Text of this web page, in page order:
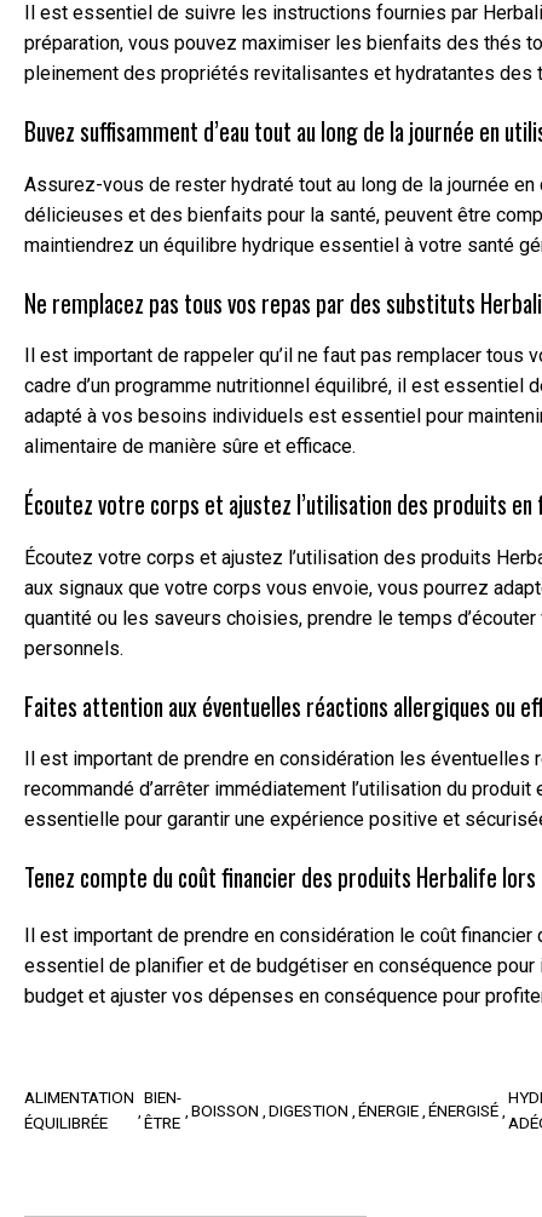
Il est essentiel de suivre les instructions fournies par
préparation, vous pouvez maximiser les bienfaits des thés
pleinement des propriétés revitalisantes et hydratantes
Buvez suffisamment d’eau tout au long de la journée en
Assurez-vous de rester hydraté tout au long de la journée
délicieuses et des bienfaits pour la santé, peuvent être
maintiendrez un équilibre hydrique essentiel à votre santé
Ne remplacez pas tous vos repas par des substituts
Il est important de rappeler qu’il ne faut pas remplacer
cadre d’un programme nutritionnel équilibré, il est essentiel
adapté à vos besoins individuels est essentiel pour
alimentaire de manière sûre et efficace.
Écoutez votre corps et ajustez l’utilisation des produits
Écoutez votre corps et ajustez l’utilisation des produits
aux signaux que votre corps vous envoie, vous pourrez
quantité ou les saveurs choisies, prendre le temps
personnels.
Faites attention aux éventuelles réactions allergiques ou
Il est important de prendre en considération les
recommandé d’arrêter immédiatement l’utilisation du
essentielle pour garantir une expérience positive et
Tenez compte du coût financier des produits Herbalife
Il est important de prendre en considération le coût
essentiel de planifier et de budgétiser en conséquence
budget et ajuster vos dépenses en conséquence pour
ALIMENTATION
ÉQUILIBRÉE
BIEN-
ÊTRE
BOISSON DIGESTION ÉNERGIE ÉNERGISÉ